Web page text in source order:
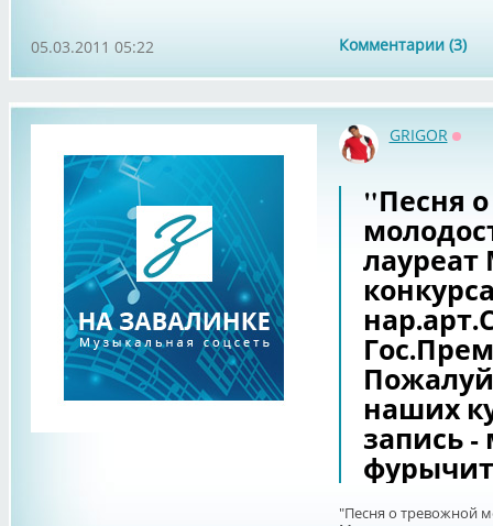
Комментарии (3)
05.03.2011 05:22
GRIGOR
"Песня
наших
запись -
"Песня о тревожной